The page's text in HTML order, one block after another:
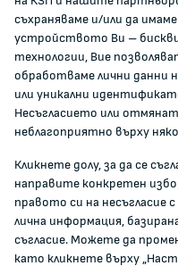
ЗА КОМИСИЯТА
За КЗП
Кои сме ние
Кариери
Документи и други
Информация
Полезни връзки
ЖАЛБИ И РЕГИСТРИ
съхраняваме и/или да
устройството Ви –
технологии, Вие
обработваме лични данни
или уникални
Несъгласието или
неблагоприятно върху
Кликнете долу, за да се
направите конкретен
правото си на несъгласие
лична информация,
съгласие. Можете да
като кликнете върху